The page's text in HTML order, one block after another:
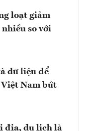
loạt giảm
so với
dữ liệu để
Nam bứt
địa, du lịch là